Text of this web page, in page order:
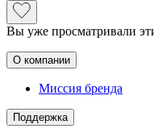
Вы уже просматривали
О компании
Миссия бренда
Поддержка